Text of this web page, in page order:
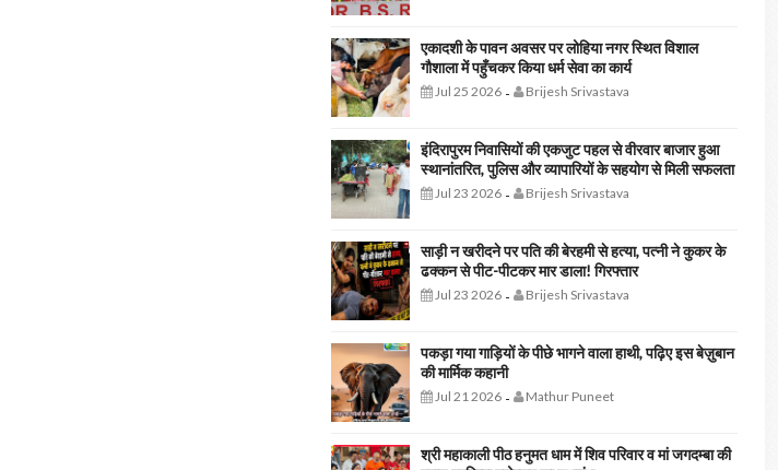
एकादशी के पावन अवसर पर लोहिया नगर स्थित विशाल
गौशाला में पहुँचकर किया धर्म सेवा का कार्य
Jul 25 2026- Brijesh Srivastava
इंदिरापुरम निवासियों की एकजुट पहल से वीरवार बाजार हुआ
स्थानांतरित, पुलिस और व्यापारियों के सहयोग से मिली सफलता
Jul 23 2026- Brijesh Srivastava
साड़ी न खरीदने पर पति की बेरहमी से हत्या, पत्नी ने कुकर के
ढक्कन से पीट-पीटकर मार डाला! गिरफ्तार
Jul 23 2026- Brijesh Srivastava
पकड़ा गया गाड़ियों के पीछे भागने वाला हाथी, पढ़िए इस बेज़ुबान
की मार्मिक कहानी
Jul 21 2026- Mathur Puneet
श्री महाकाली पीठ हनुमत धाम में शिव परिवार व मां जगदम्बा की